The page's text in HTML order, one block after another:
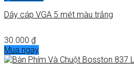
Dây cáp VGA 5 mét màu trắng
30.000 ₫
Mua ngay